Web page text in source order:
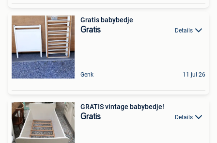
Gratis babybedje
Gratis Details
Genk 11 jul 26
GRATIS vintage babybedje!
Gratis Details